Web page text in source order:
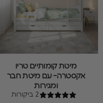
מיטת קומותיים טריו
אקסטרה- עם מיטת חבר
ומגירות
2 ביקורות